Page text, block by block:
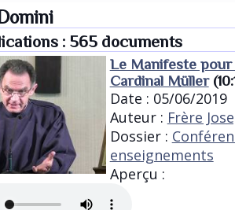
: 565 documents
Le Manifeste pour
Cardinal Müller
Date : 05/06/2019
Auteur : Frère
Dossier :
enseignements
Aperçu :